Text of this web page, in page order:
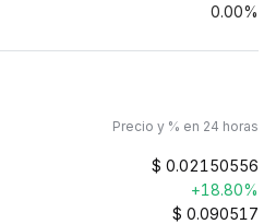
0.00%
Precio y % en 24 horas
$ 0.02150556
+18.80%
$ 0.090517